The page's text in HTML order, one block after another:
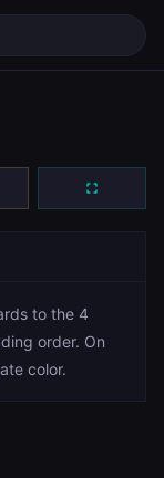
fullscreen
to the 4
order. On
color.